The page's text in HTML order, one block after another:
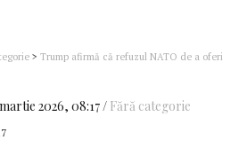
> Trump afirmă că refuzul NATO de a oferi
2026, 08:17 Fără categorie